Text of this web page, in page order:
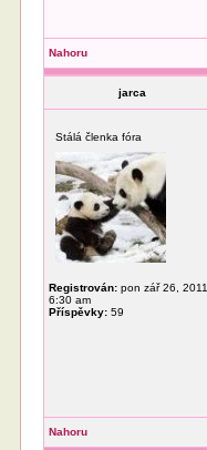
Nahoru
jarca
Stálá členka fóra
Registrován: pon zář 26, 2011
6:30 am
Příspěvky: 59
Nahoru